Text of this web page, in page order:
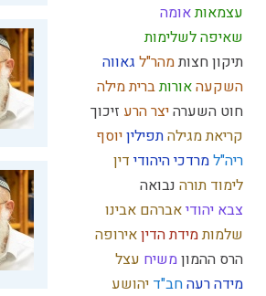
עצמאותאומה
שאיפה לשלימות
תיקון חצותמהר"ל גאווה
השקעהאורותברית מילה
חוט השערהיצר הרע זיכוך
קריאת מגילהתפיליןיוסף
ריה"למרדכי היהודי דין
לימוד תורה נבואה
צבא יהודיאברהם אבינו
שלמותמידת הדיןאירופה
הרס ההמוןמשיח עצל
מידה רעהחב"ד יהושע